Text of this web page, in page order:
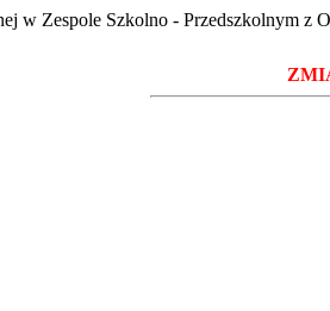
w Zespole Szkolno - Przedszkolnym z